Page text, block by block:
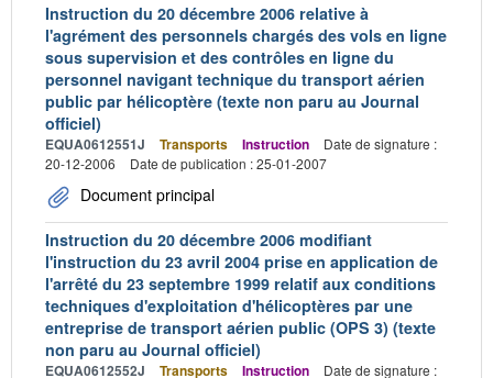
Instruction du 20 décembre 2006 relative à
l'agrément des personnels chargés des vols en ligne
sous supervision et des contrôles en ligne du
personnel navigant technique du transport aérien
public par hélicoptère (texte non paru au Journal
officiel)
EQUA0612551J Transports Instruction
Date de signature :
20-12-2006
Date de publication : 25-01-2007
Document principal
Instruction du 20 décembre 2006 modifiant
l'instruction du 23 avril 2004 prise en application de
l'arrêté du 23 septembre 1999 relatif aux conditions
techniques d'exploitation d'hélicoptères par une
entreprise de transport aérien public (OPS 3) (texte
non paru au Journal officiel)
EQUA0612552J Transports Instruction
Date de signature :